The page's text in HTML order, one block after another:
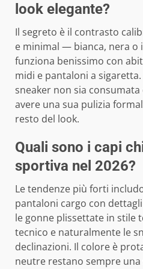
look elegante?
Il segreto è il contrasto
e minimal — bianca, nera
funziona benissimo con
midi e pantaloni a
sneaker non sia
avere una sua pulizia
resto del look.
Quali sono i capi
sportiva nel 2026?
Le tendenze più forti
pantaloni cargo con
le gonne plissettate in stile
tecnico e naturalmente le
declinazioni. Il colore è
neutre restano sempre